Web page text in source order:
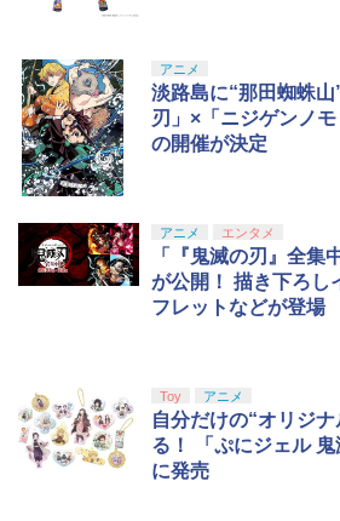
アニメ
淡路島に“那田蜘蛛
刃」×「ニジゲンノ
の開催が決定
アニメ エンタメ
「『鬼滅の刃』全集
が公開！ 描き下ろし
フレットなどが登場
Toy アニメ
自分だけの“オリジ
る！ 「ぷにジェル
に発売